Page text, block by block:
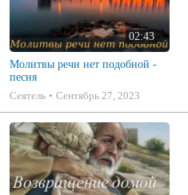
02:43
Молитвы речи нет подобной -
песня
Сеятель
Сентябрь 27, 2023